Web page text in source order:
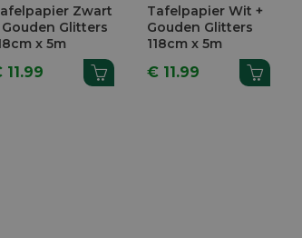
Zwart
Gouden Glitters
x 5m
11.99
Tafelpapier Wit +
Gouden Glitters
118cm x 5m
€ 11.99